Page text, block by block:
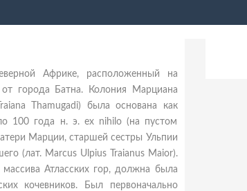
Африке, расположенный на
города Батна. Колония Марциана
Thamugadi) была основана как
100 года н. э. ex nihilo (на пустом
Марции, старшей сестры Ульпии
(лат. Marcus Ulpius Traianus Maior).
Атласских гор, должна была
кочевников. Был первоначально